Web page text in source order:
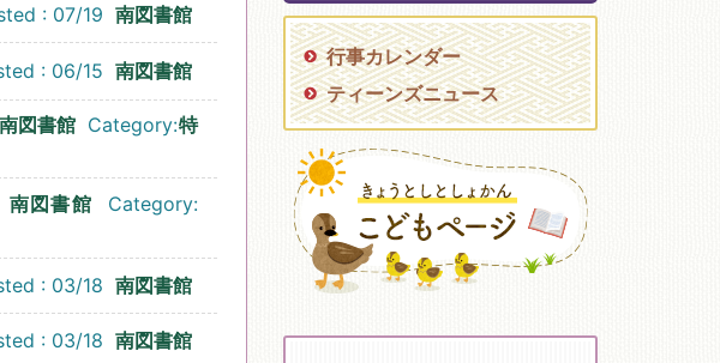
: 07/19 南図書館
: 06/15 南図書館
南図書館 Category:特
南図書館 Category:
: 03/18 南図書館
: 03/18 南図書館
行事カレンダー
ティーンズニュース